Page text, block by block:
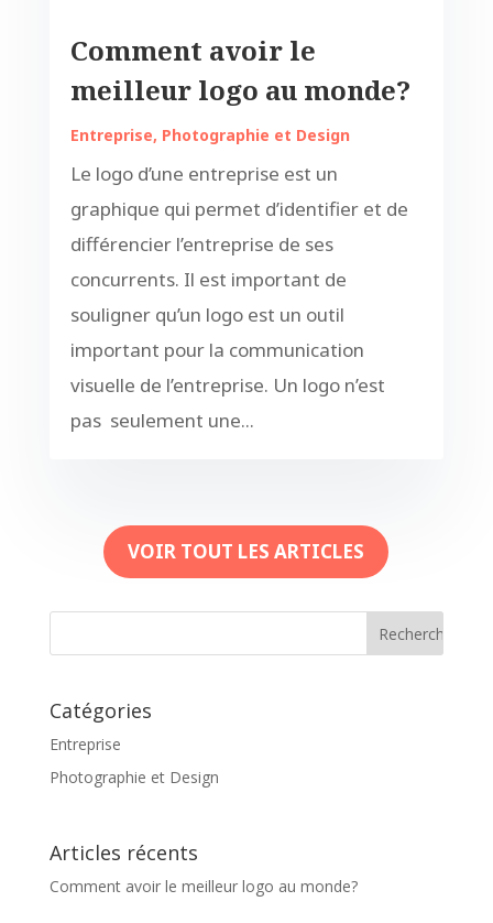
Comment avoir le
meilleur logo au monde?
Entreprise, Photographie et Design
Le logo d’une entreprise est un
graphique qui permet d’identifier et de
différencier l’entreprise de ses
concurrents. Il est important de
souligner qu’un logo est un outil
important pour la communication
visuelle de l’entreprise. Un logo n’est
pas seulement une...
VOIR TOUT LES ARTICLES
Catégories
Entreprise
Photographie et Design
Articles récents
Comment avoir le meilleur logo au monde?